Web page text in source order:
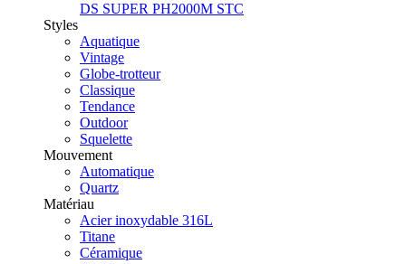
DS SUPER PH2000M STC
Styles
Aquatique
Vintage
Globe-trotteur
Classique
Tendance
Outdoor
Squelette
Mouvement
Automatique
Quartz
Matériau
Acier inoxydable 316L
Titane
Céramique